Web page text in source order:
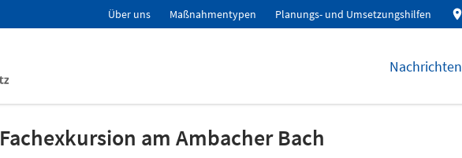
Über uns Maßnahmentypen Planungs- und Umsetzungshilfen
Nachrichten
Fachexkursion am Ambacher Bach